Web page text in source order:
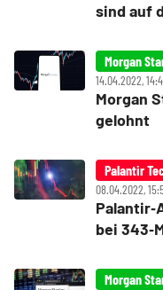
sind auf
Morgan
14.04.2022,
Morgan
gelohnt
Palantir
08.04.2022,
bei
Morgan